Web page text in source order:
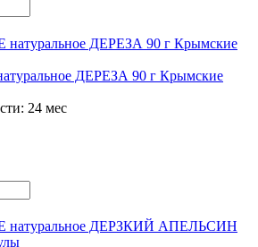
ДЕРЕЗА 90 г Крымские
24 мес